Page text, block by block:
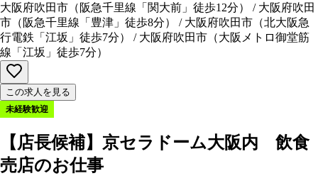
大阪府吹田市 （ 阪急千里線「関大前」徒歩12分） / 大阪府吹田
市 （ 阪急千里線「豊津」徒歩8分） / 大阪府吹田市 （北大阪急
行電鉄「江坂」徒歩7分） / 大阪府吹田市 （大阪メトロ御堂筋
線「江坂」徒歩7分）
この求人を見る
未経験歓迎
【店長候補】京セラドーム大阪内 飲食
売店のお仕事